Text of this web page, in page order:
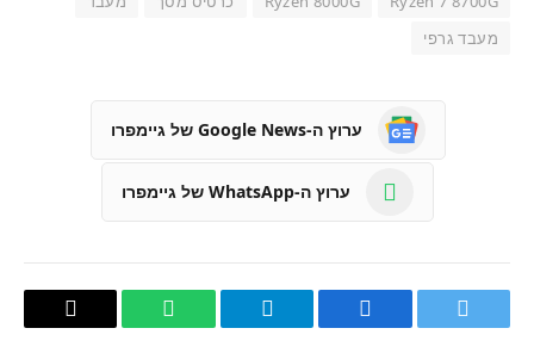
מעבד גרפי
ערוץ ה-Google News של גיימפרו
ערוץ ה-WhatsApp של גיימפרו
טוויטר פייסבוק Telegram
WhatsApp העתק